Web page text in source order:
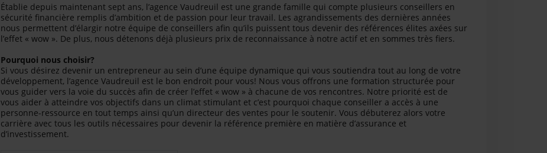
Établie depuis maintenant sept ans, l’agence Vaudreuil est une grande famille qui compte plusieurs conseillers en
sécurité financière remplis d’ambition et de passion pour leur travail. Les agrandissements des dernières années
nous permettent d’élargir notre équipe de conseillers afin qu’ils puissent tous devenir des références élites axées sur
l’effet « wow ». De plus, nous détenons déjà plusieurs prix de reconnaissance à notre actif et en sommes très fiers.
Pourquoi nous choisir?
Si vous désirez devenir un entrepreneur au sein d’une équipe dynamique qui vous soutiendra tout au long de votre
développement, l’agence Vaudreuil est le bon endroit pour vous! Nous vous offrons une formation structurée pour
vous guider vers la voie du succès afin de créer l’effet « wow » à chacune de vos rencontres. Notre priorité est de
vous aider à atteindre vos objectifs dans un climat stimulant et c’est pourquoi chaque conseiller a accès à une
personne-ressource en tout temps ainsi qu’un directeur des ventes pour le soutenir. Vous débuterez alors votre
carrière avec tous les outils nécessaires pour devenir la référence première en matière d’assurance et
d’investissement.